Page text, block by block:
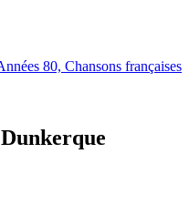
80, Chansons françaises